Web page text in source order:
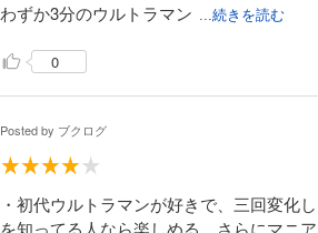
わずか3分のウルトラマン ...続きを読む
0
Posted by ブクログ
・初代ウルトラマンが好きで、三回変化
を知ってる人なら楽しめる。さらにマニ